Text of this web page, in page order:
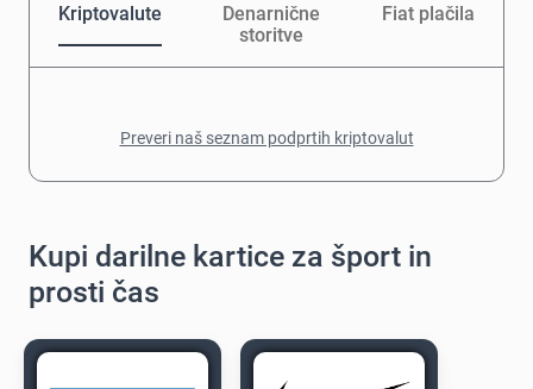
Kriptovalute
Denarnične
storitve
Fiat plačila
Preveri naš seznam podprtih kriptovalut
Kupi darilne kartice za šport in
prosti čas